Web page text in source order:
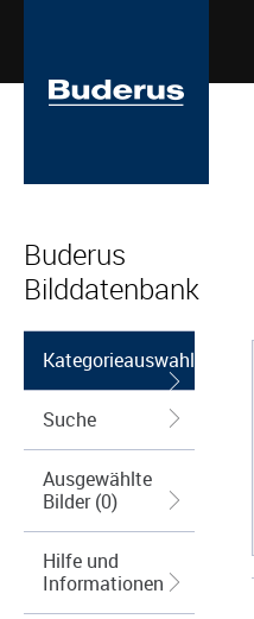
Buderus
Bilddatenbank
Kategorieauswahl
Suche
Ausgewählte
Bilder (0)
Hilfe und
Informationen